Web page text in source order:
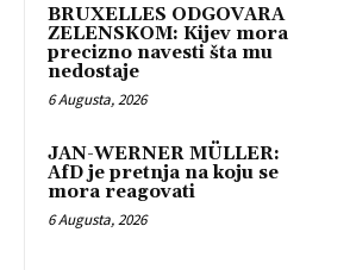
BRUXELLES ODGOVARA
ZELENSKOM: Kijev mora
precizno navesti šta mu
nedostaje
6 Augusta, 2026
JAN-WERNER MÜLLER:
AfD je pretnja na koju se
mora reagovati
6 Augusta, 2026